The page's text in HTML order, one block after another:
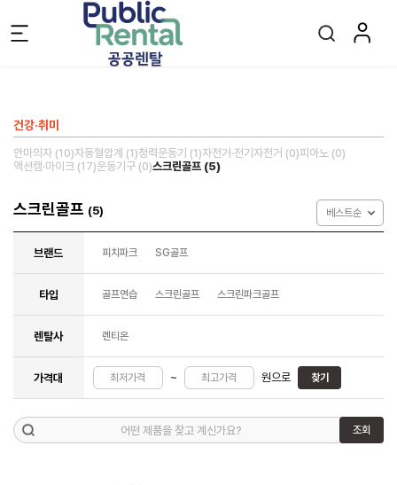
건강·취미
안마의자 (10)자동혈압계 (1)청력운동기 (1)자전거·전기자전거 (0)피아노 (0)
액션캠·마이크 (17)운동기구 (0)스크린골프 (5)
스크린골프 (5) 베스트순
브랜드 피치파크 SG골프
타입 골프연습 스크린골프 스크린파크골프
렌탈사 렌티온
가격대 ~ 원으로 찾기
조회